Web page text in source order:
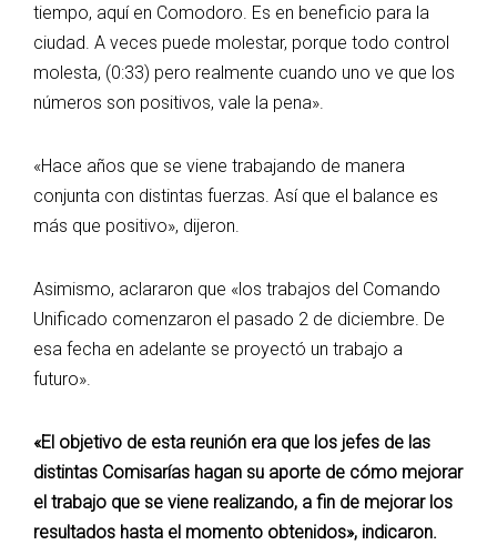
tiempo, aquí en Comodoro. Es en beneficio para la
ciudad. A veces puede molestar, porque todo control
molesta, (0:33) pero realmente cuando uno ve que los
números son positivos, vale la pena».
«Hace años que se viene trabajando de manera
conjunta con distintas fuerzas. Así que el balance es
más que positivo», dijeron.
Asimismo, aclararon que «los trabajos del Comando
Unificado comenzaron el pasado 2 de diciembre. De
esa fecha en adelante se proyectó un trabajo a
futuro».
«El objetivo de esta reunión era que los jefes de las
distintas Comisarías hagan su aporte de cómo mejorar
el trabajo que se viene realizando, a fin de mejorar los
resultados hasta el momento obtenidos», indicaron.